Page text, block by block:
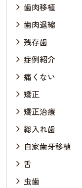
歯肉移植
歯肉退縮
残存歯
症例紹介
痛くない
矯正
矯正治療
総入れ歯
自家歯牙移植
舌
虫歯